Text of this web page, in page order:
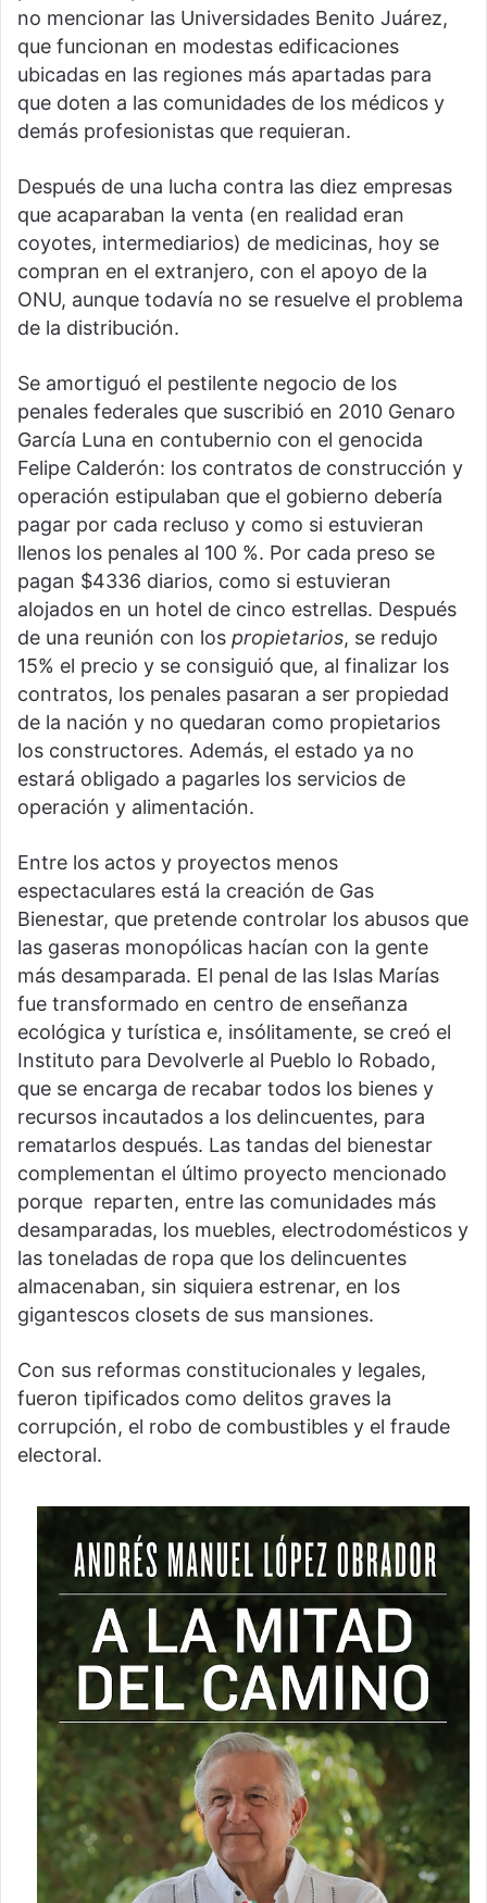
no mencionar las Universidades Benito Juárez,
que funcionan en modestas edificaciones
ubicadas en las regiones más apartadas para
que doten a las comunidades de los médicos y
demás profesionistas que requieran.
Después de una lucha contra las diez empresas
que acaparaban la venta (en realidad eran
coyotes, intermediarios) de medicinas, hoy se
compran en el extranjero, con el apoyo de la
ONU, aunque todavía no se resuelve el problema
de la distribución.
Se amortiguó el pestilente negocio de los
penales federales que suscribió en 2010 Genaro
García Luna en contubernio con el genocida
Felipe Calderón: los contratos de construcción y
operación estipulaban que el gobierno debería
pagar por cada recluso y como si estuvieran
llenos los penales al 100 %. Por cada preso se
pagan $4336 diarios, como si estuvieran
alojados en un hotel de cinco estrellas. Después
de una reunión con los propietarios, se redujo
15% el precio y se consiguió que, al finalizar los
contratos, los penales pasaran a ser propiedad
de la nación y no quedaran como propietarios
los constructores. Además, el estado ya no
estará obligado a pagarles los servicios de
operación y alimentación.
Entre los actos y proyectos menos
espectaculares está la creación de Gas
Bienestar, que pretende controlar los abusos que
las gaseras monopólicas hacían con la gente
más desamparada. El penal de las Islas Marías
fue transformado en centro de enseñanza
ecológica y turística e, insólitamente, se creó el
Instituto para Devolverle al Pueblo lo Robado,
que se encarga de recabar todos los bienes y
recursos incautados a los delincuentes, para
rematarlos después. Las tandas del bienestar
complementan el último proyecto mencionado
porque reparten, entre las comunidades más
desamparadas, los muebles, electrodomésticos y
las toneladas de ropa que los delincuentes
almacenaban, sin siquiera estrenar, en los
gigantescos closets de sus mansiones.
Con sus reformas constitucionales y legales,
fueron tipificados como delitos graves la
corrupción, el robo de combustibles y el fraude
electoral.